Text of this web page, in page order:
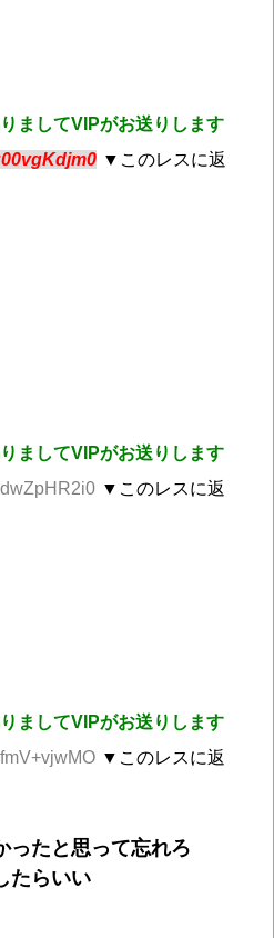
ましてVIPがお送りします
▼このレスに返
ましてVIPがお送りします
▼このレスに返
ましてVIPがお送りします
▼このレスに返
ったと思って忘れろ
たらいい